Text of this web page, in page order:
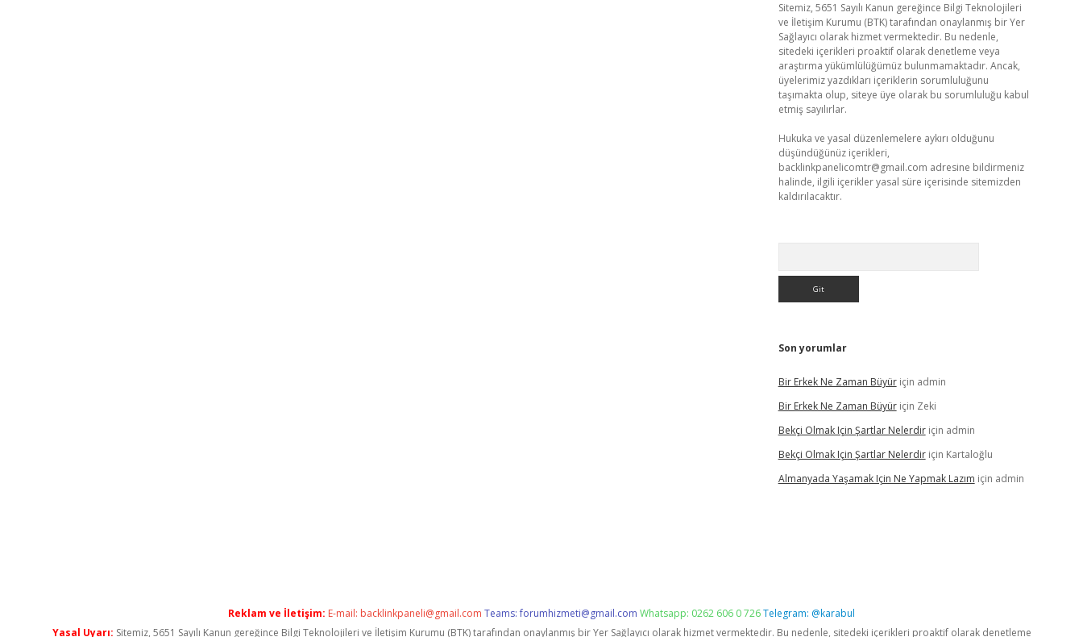
Sitemiz, 5651 Sayılı Kanun gereğince Bilgi Teknolojileri
ve İletişim Kurumu (BTK) tarafından onaylanmış bir Yer
Sağlayıcı olarak hizmet vermektedir. Bu nedenle,
sitedeki içerikleri proaktif olarak denetleme veya
araştırma yükümlülüğümüz bulunmamaktadır. Ancak,
üyelerimiz yazdıkları içeriklerin sorumluluğunu
taşımakta olup, siteye üye olarak bu sorumluluğu kabul
etmiş sayılırlar.
Hukuka ve yasal düzenlemelere aykırı olduğunu
düşündüğünüz içerikleri,
backlinkpanelicomtr@gmail.com adresine bildirmeniz
halinde, ilgili içerikler yasal süre içerisinde sitemizden
kaldırılacaktır.
Son yorumlar
Bir Erkek Ne Zaman Büyüriçin admin
Bir Erkek Ne Zaman Büyüriçin Zeki
Bekçi Olmak Için Şartlar Nelerdiriçin admin
Bekçi Olmak Için Şartlar Nelerdiriçin Kartaloğlu
Almanyada Yaşamak Için Ne Yapmak Lazım için admin
Reklam ve İletişim: E-mail: backlinkpaneli@gmail.com Teams:forumhizmeti@gmail.com Whatsapp: 0262 606 0 726Telegram: @karabul
Yasal Uyarı: Sitemiz, 5651 Sayılı Kanun gereğince Bilgi Teknolojileri ve İletişim Kurumu (BTK) tarafından onaylanmış bir Yer Sağlayıcı olarak hizmet vermektedir. Bu nedenle, sitedeki içerikleri proaktif olarak denetleme